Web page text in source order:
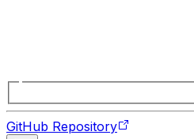
GitHub Repository